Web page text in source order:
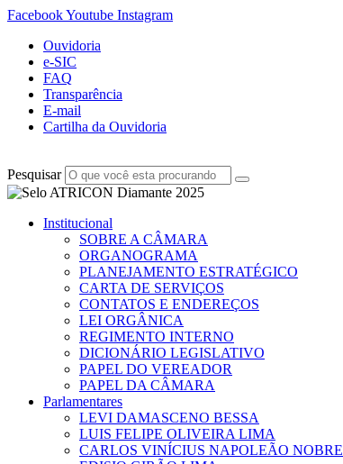
FacebookYoutube Instagram
Ouvidoria
e-SIC
FAQ
Transparência
E-mail
Cartilha da Ouvidoria
Pesquisar
Institucional
SOBRE A CÂMARA
ORGANOGRAMA
PLANEJAMENTO ESTRATÉGICO
CARTA DE SERVIÇOS
CONTATOS E ENDEREÇOS
LEI ORGÂNICA
REGIMENTO INTERNO
DICIONÁRIO LEGISLATIVO
PAPEL DO VEREADOR
PAPEL DA CÂMARA
Parlamentares
LEVI DAMASCENO BESSA
LUIS FELIPE OLIVEIRA LIMA
CARLOS VINÍCIUS NAPOLEÃO NOBRE